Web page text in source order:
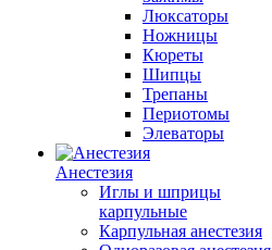
Люксаторы
Ножницы
Кюреты
Шипцы
Трепаны
Периотомы
Элеваторы
Анестезия
Иглы и шприцы
карпульные
Карпульная анестезия